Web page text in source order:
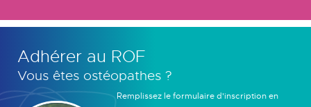
Adhérer au ROF
Vous êtes ostéopathes ?
Remplissez le formulaire d'inscription en